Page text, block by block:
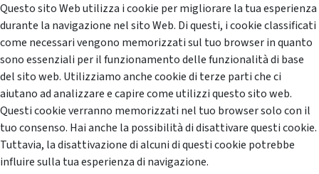
Questo sito Web utilizza i cookie per migliorare la tua esperienza
durante la navigazione nel sito Web. Di questi, i cookie classificati
come necessari vengono memorizzati sul tuo browser in quanto
sono essenziali per il funzionamento delle funzionalità di base
del sito web. Utilizziamo anche cookie di terze parti che ci
aiutano ad analizzare e capire come utilizzi questo sito web.
Questi cookie verranno memorizzati nel tuo browser solo con il
tuo consenso. Hai anche la possibilità di disattivare questi cookie.
Tuttavia, la disattivazione di alcuni di questi cookie potrebbe
influire sulla tua esperienza di navigazione.